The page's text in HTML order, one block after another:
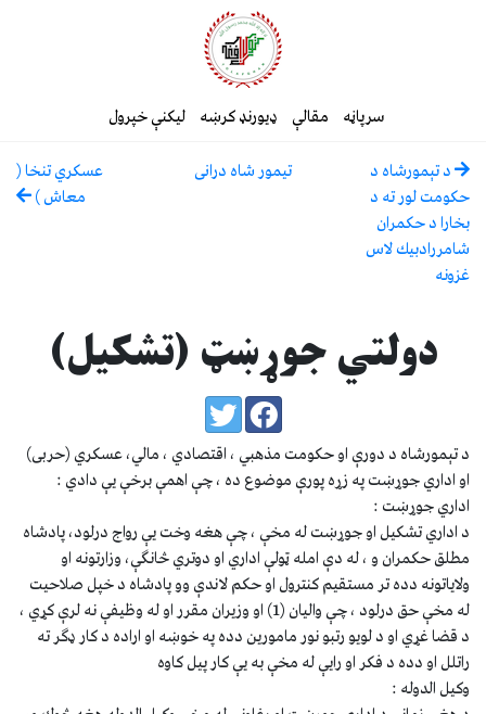
سرپاڼه مقالې ډیورنډ کرښه لیکنې خپرول
د تېمورشاه د
حكومت لور ته د
بخارا د حكمران
شامررادبيك لاس
غزونه
تيمور شاه درانى
عسكري تنخا (
معاش )
دولتي جوړښټ (تشكيل)
د تېمورشاه د دورې او حكومت مذهبي ، اقتصادي ، مالي، عسكري (حربى)
او اداري جوړښت په زړه پورې موضوع ده ، چې اهمې برخې يې دادي :
اداري جوړښت :
د اداري تشكيل او جوړښت له مخې ، چې هغه وخت يې رواج درلود، پادشاه
مطلق حكمران و ، له دې امله ټولې اداري او دوتري څانګې، وزارتونه او
ولاياتونه دده تر مستقيم كنترول او حكم لاندې وو پادشاه د خپل صلاحيت
له مخې حق درلود ، چې واليان (1) او وزيران مقرر او له وظيفې نه لرې كړي ،
د قضا غړي او د لويو رتبو نور مامورين دده په خوښه او اراده د كار ډګر ته
راتلل او دده د فكر او رايې له مخې به يې كار پيل كاوه
وكيل الدوله :